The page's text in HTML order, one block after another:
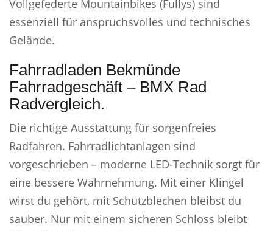
Vollgefederte Mountainbikes (Fullys) sind
essenziell für anspruchsvolles und technisches
Gelände.
Fahrradladen Bekmünde
Fahrradgeschäft – BMX Rad
Radvergleich.
Die richtige Ausstattung für sorgenfreies
Radfahren. Fahrradlichtanlagen sind
vorgeschrieben – moderne LED-Technik sorgt für
eine bessere Wahrnehmung. Mit einer Klingel
wirst du gehört, mit Schutzblechen bleibst du
sauber. Nur mit einem sicheren Schloss bleibt